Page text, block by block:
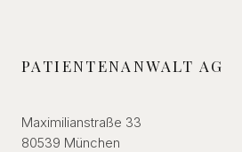
PATIENTENANWALT AG
Maximilianstraße 33
80539 München